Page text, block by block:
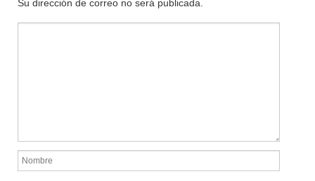
Su dirección de correo no será publicada.